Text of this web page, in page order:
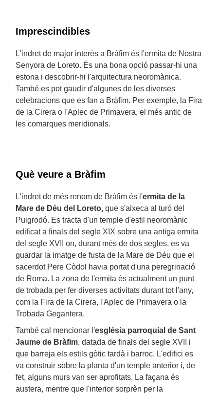
Imprescindibles
L'indret de major interès a Bràfim és l'ermita de Nostra
Senyora de Loreto. És una bona opció passar-hi una
estona i descobrir-hi l'arquitectura neoromànica.
També es pot gaudir d'algunes de les diverses
celebracions que es fan a Bràfim. Per exemple, la Fira
de la Cirera o l'Aplec de Primavera, el més antic de
les comarques meridionals.
Què veure a Bràfim
L'indret de més renom de Bràfim és l'ermita de la
Mare de Déu del Loreto, que s'aixeca al turó del
Puigrodó. Es tracta d'un temple d'estil neoromànic
edificat a finals del segle XIX sobre una antiga ermita
del segle XVII on, durant més de dos segles, es va
guardar la imatge de fusta de la Mare de Déu que el
sacerdot Pere Còdol havia portat d'una peregrinació
de Roma. La zona de l'ermita és actualment un punt
de trobada per fer diverses activitats durant tot l'any,
com la Fira de la Cirera, l'Aplec de Primavera o la
Trobada Gegantera.
També cal mencionar l'església parroquial de Sant
Jaume de Bràfim, datada de finals del segle XVII i
que barreja els estils gòtic tardà i barroc. L'edifici es
va construir sobre la planta d'un temple anterior i, de
fet, alguns murs van ser aprofitats. La façana és
austera, mentre que l'interior sorprèn per la